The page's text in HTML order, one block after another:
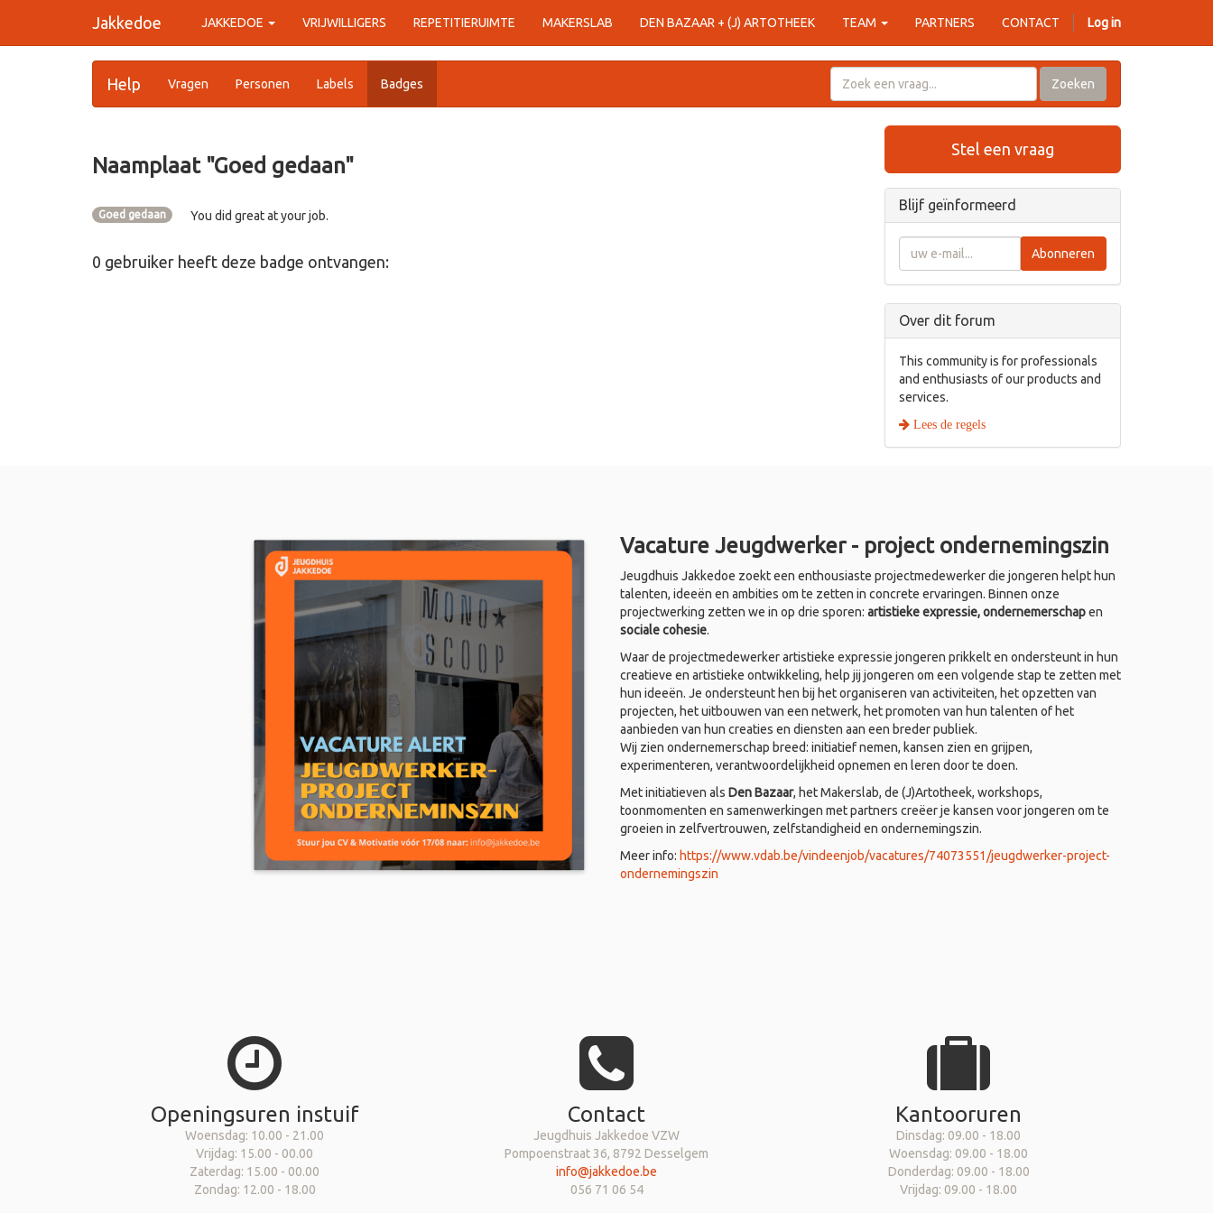
Jakkedoe JAKKEDOE VRIJWILLIGERS REPETITIERUIMTE MAKERSLAB DEN BAZAAR + (J) ARTOTHEEK TEAM PARTNERS CONTACT Log in
Help Vragen Personen Labels Badges Zoeken
Naamplaat "Goed gedaan"
Goed gedaan You did great at your job.
0 gebruiker heeft deze badge ontvangen:
Stel een vraag
Blijf geïnformeerd
Abonneren
Over dit forum
This community is for professionals
and enthusiasts of our products and
services.
Lees de regels
Vacature Jeugdwerker - project ondernemingszin
Jeugdhuis Jakkedoe zoekt een enthousiaste projectmedewerker die jongeren helpt hun
talenten, ideeën en ambities om te zetten in concrete ervaringen. Binnen onze
projectwerking zetten we in op drie sporen: artistieke expressie, ondernemerschapen
sociale cohesie.
Waar de projectmedewerker artistieke expressie jongeren prikkelt en ondersteunt in hun
creatieve en artistieke ontwikkeling, help jij jongeren om een volgende stap te zetten met
hun ideeën. Je ondersteunt hen bij het organiseren van activiteiten, het opzetten van
projecten, het uitbouwen van een netwerk, het promoten van hun talenten of het
aanbieden van hun creaties en diensten aan een breder publiek.
Wij zien ondernemerschap breed: initiatief nemen, kansen zien en grijpen,
experimenteren, verantwoordelijkheid opnemen en leren door te doen.
Met initiatieven als Den Bazaar, het Makerslab, de (J)Artotheek, workshops,
toonmomenten en samenwerkingen met partners creëer je kansen voor jongeren om te
groeien in zelfvertrouwen, zelfstandigheid en ondernemingszin.
Meer info: https://www.vdab.be/vindeenjob/vacatures/74073551/jeugdwerker-project-
ondernemingszin
Openingsuren instuif
Woensdag: 10.00 - 21.00
Vrijdag: 15.00 - 00.00
Zaterdag: 15.00 - 00.00
Zondag: 12.00 - 18.00
Contact
Jeugdhuis Jakkedoe VZW
Pompoenstraat 36, 8792 Desselgem
info@jakkedoe.be
056 71 06 54
Kantooruren
Dinsdag: 09.00 - 18.00
Woensdag: 09.00 - 18.00
Donderdag: 09.00 - 18.00
Vrijdag: 09.00 - 18.00